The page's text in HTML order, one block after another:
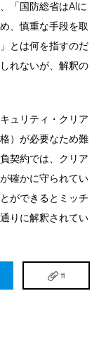
「国防総省はAIに
、慎重な手段を取
とは何を指すのだ
れないが、解釈の
ュリティ・クリア
）が必要なため難
契約では、クリア
確かに守られてい
ができるとミッチ
りに解釈されてい
11